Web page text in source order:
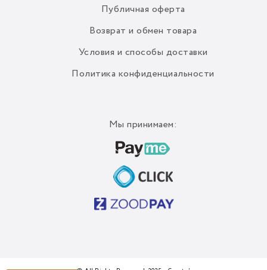
Публичная оферта
Возврат и обмен товара
Условия и способы доставки
Политика конфиденциальности
Мы принимаем: